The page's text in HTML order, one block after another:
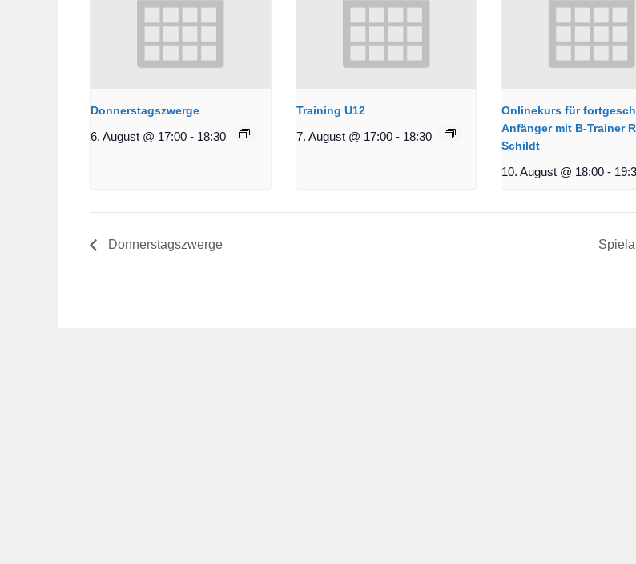
Donnerstagszwerge
6. August @ 17:00 - 18:30
Training U12
7. August @ 17:00 - 18:30
Onlinekurs für
Anfänger mit B-Trainer
Schildt
10. August @ 18:00 -
Donnerstagszwerge